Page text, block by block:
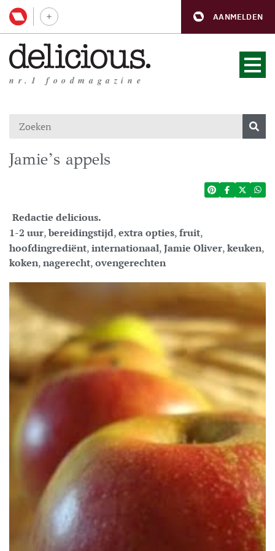
AANMELDEN
nr.1 foodmagazine
Jamie’s appels
Redactie delicious.
1-2 uur,bereidingstijd,extra opties,fruit,
hoofdingrediënt,internationaal,Jamie Oliver,keuken,
koken,nagerecht,ovengerechten